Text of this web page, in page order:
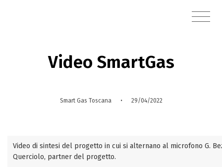
Video SmartGas
Smart Gas Toscana · 29/04/2022
Video di sintesi del progetto in cui si alternano al microfono G.
Querciolo, partner del progetto.